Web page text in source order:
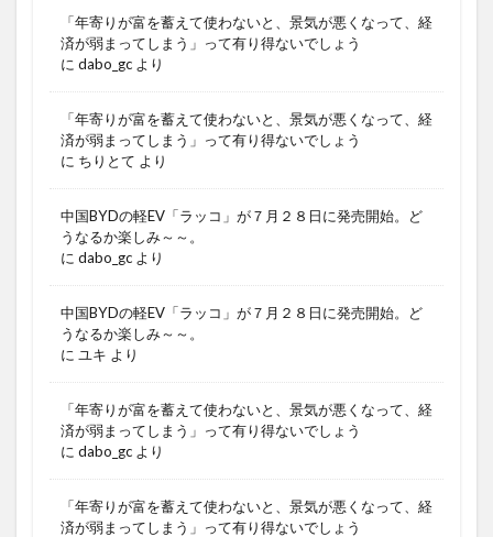
「年寄りが富を蓄えて使わないと、景気が悪くなって、経
済が弱まってしまう」って有り得ないでしょう
に dabo_gc より
「年寄りが富を蓄えて使わないと、景気が悪くなって、経
済が弱まってしまう」って有り得ないでしょう
に ちりとて より
中国BYDの軽EV「ラッコ」が７月２８日に発売開始。ど
うなるか楽しみ～～。
に dabo_gc より
中国BYDの軽EV「ラッコ」が７月２８日に発売開始。ど
うなるか楽しみ～～。
に ユキ より
「年寄りが富を蓄えて使わないと、景気が悪くなって、経
済が弱まってしまう」って有り得ないでしょう
に dabo_gc より
「年寄りが富を蓄えて使わないと、景気が悪くなって、経
済が弱まってしまう」って有り得ないでしょう